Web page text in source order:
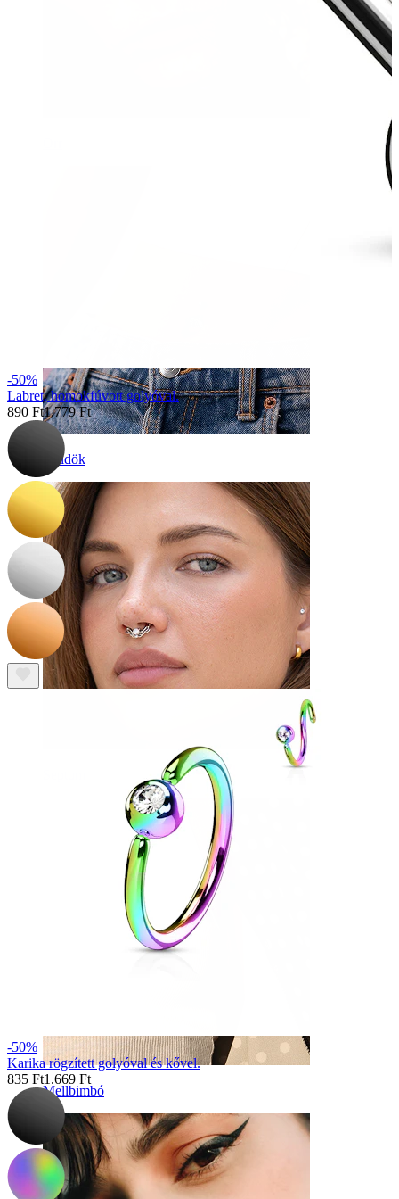
Köldök
Mellbimbó
-50%
Labret, homokfúvott golyóval.
890 Ft1.779 Ft
-50%
Karika rögzített golyóval és kővel.
835 Ft1.669 Ft